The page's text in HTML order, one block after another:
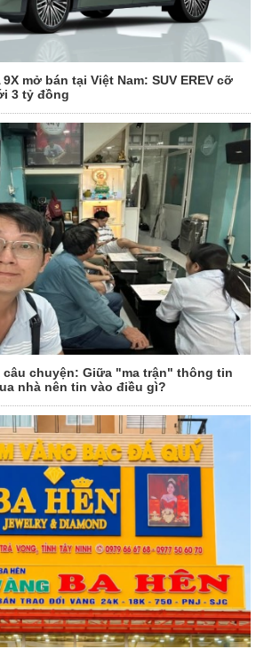
mở bán tại Việt Nam: SUV EREV cỡ
3 tỷ đồng
câu chuyện: Giữa "ma trận" thông tin
nhà nên tin vào điều gì?